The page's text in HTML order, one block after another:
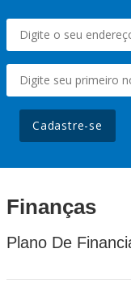
Cadastre-se
Finanças
Plano De